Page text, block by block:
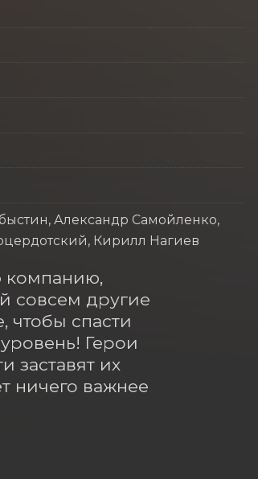
Александр Самойленко,
Кирилл Нагиев
компанию,
совсем другие
спасти
Герои
заставят их
ничего важнее